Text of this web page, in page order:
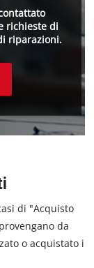
richieste di
riparazioni.
di "Acquisto
da
o acquistato i